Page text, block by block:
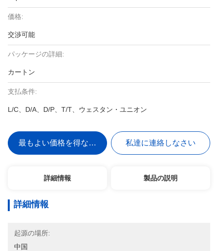
価格:
交渉可能
パッケージの詳細:
カートン
支払条件:
L/C、D/A、D/P、T/T、ウェスタン・ユニオン
最もよい価格を得なさい 私達に連絡しなさい
詳細情報 製品の説明
詳細情報
起源の場所:
中国